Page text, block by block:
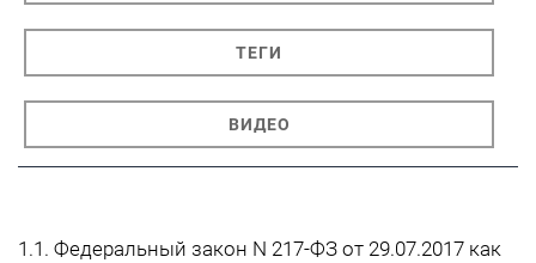
ТЕГИ
ВИДЕО
1.1. Федеральный закон N 217-ФЗ от 29.07.2017 как